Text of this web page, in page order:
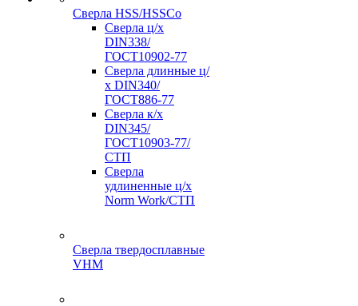
Сверла HSS/HSSCo
Сверла ц/х
DIN338/
ГОСТ10902-77
Сверла длинные ц/
х DIN340/
ГОСТ886-77
Сверла к/х
DIN345/
ГОСТ10903-77/
СТП
Сверла
удлиненные ц/х
Norm Work/СТП
Сверла твердосплавные
VHM